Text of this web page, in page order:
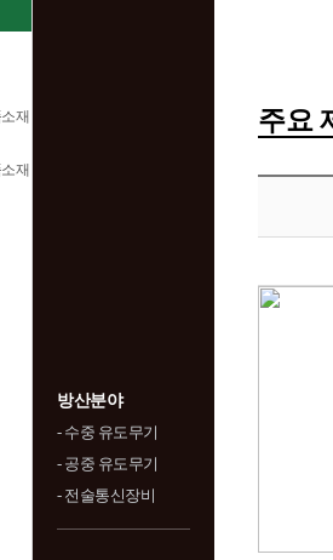
방산분야
- 수중 유도무기
- 공중 유도무기
- 전술통신장비
주요